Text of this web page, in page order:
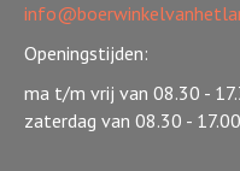
Openingstijden:
ma t/m vrij van 08.30 -
zaterdag van 08.30 -